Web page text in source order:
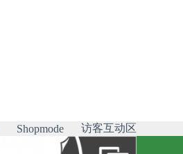
Shopmode 访客互动区